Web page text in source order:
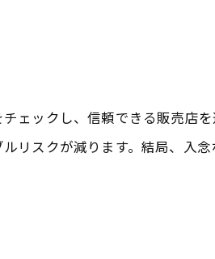
ェックし、信頼できる販売店
リスクが減ります。結局、入